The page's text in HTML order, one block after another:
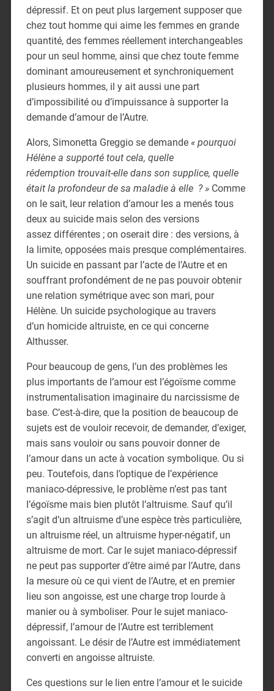
dépressif. Et on peut plus largement supposer que
chez tout homme qui aime les femmes en grande
quantité, des femmes réellement interchangeables
pour un seul homme, ainsi que chez toute femme
dominant amoureusement et synchroniquement
plusieurs hommes, il y ait aussi une part
d’impossibilité ou d’impuissance à supporter la
demande d’amour de l’Autre.
Alors, Simonetta Greggio se demande « pourquoi
Hélène a supporté tout cela, quelle
rédemption trouvait-elle dans son supplice, quelle
était la profondeur de sa maladie à elle ? » Comme
on le sait, leur relation d’amour les a menés tous
deux au suicide mais selon des versions
assez différentes ; on oserait dire : des versions, à
la limite, opposées mais presque complémentaires.
Un suicide en passant par l’acte de l’Autre et en
souffrant profondément de ne pas pouvoir obtenir
une relation symétrique avec son mari, pour
Hélène. Un suicide psychologique au travers
d’un homicide altruiste, en ce qui concerne
Althusser.
Pour beaucoup de gens, l’un des problèmes les
plus importants de l’amour est l’égoïsme comme
instrumentalisation imaginaire du narcissisme de
base. C’est-à-dire, que la position de beaucoup de
sujets est de vouloir recevoir, de demander, d’exiger,
mais sans vouloir ou sans pouvoir donner de
l’amour dans un acte à vocation symbolique. Ou si
peu. Toutefois, dans l’optique de l’expérience
maniaco-dépressive, le problème n’est pas tant
l’égoïsme mais bien plutôt l’altruisme. Sauf qu’il
s’agit d’un altruisme d’une espèce très particulière,
un altruisme réel, un altruisme hyper-négatif, un
altruisme de mort. Car le sujet maniaco-dépressif
ne peut pas supporter d’être aimé par l’Autre, dans
la mesure où ce qui vient de l’Autre, et en premier
lieu son angoisse, est une charge trop lourde à
manier ou à symboliser. Pour le sujet maniaco-
dépressif, l’amour de l’Autre est terriblement
angoissant. Le désir de l’Autre est immédiatement
converti en angoisse altruiste.
Ces questions sur le lien entre l’amour et le suicide